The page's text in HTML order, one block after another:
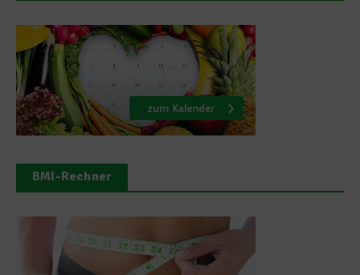
BMI-Rechner